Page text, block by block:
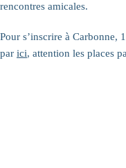
rencontres amicales.
Pour s’inscrire à Carbonne,
par ici, attention les places